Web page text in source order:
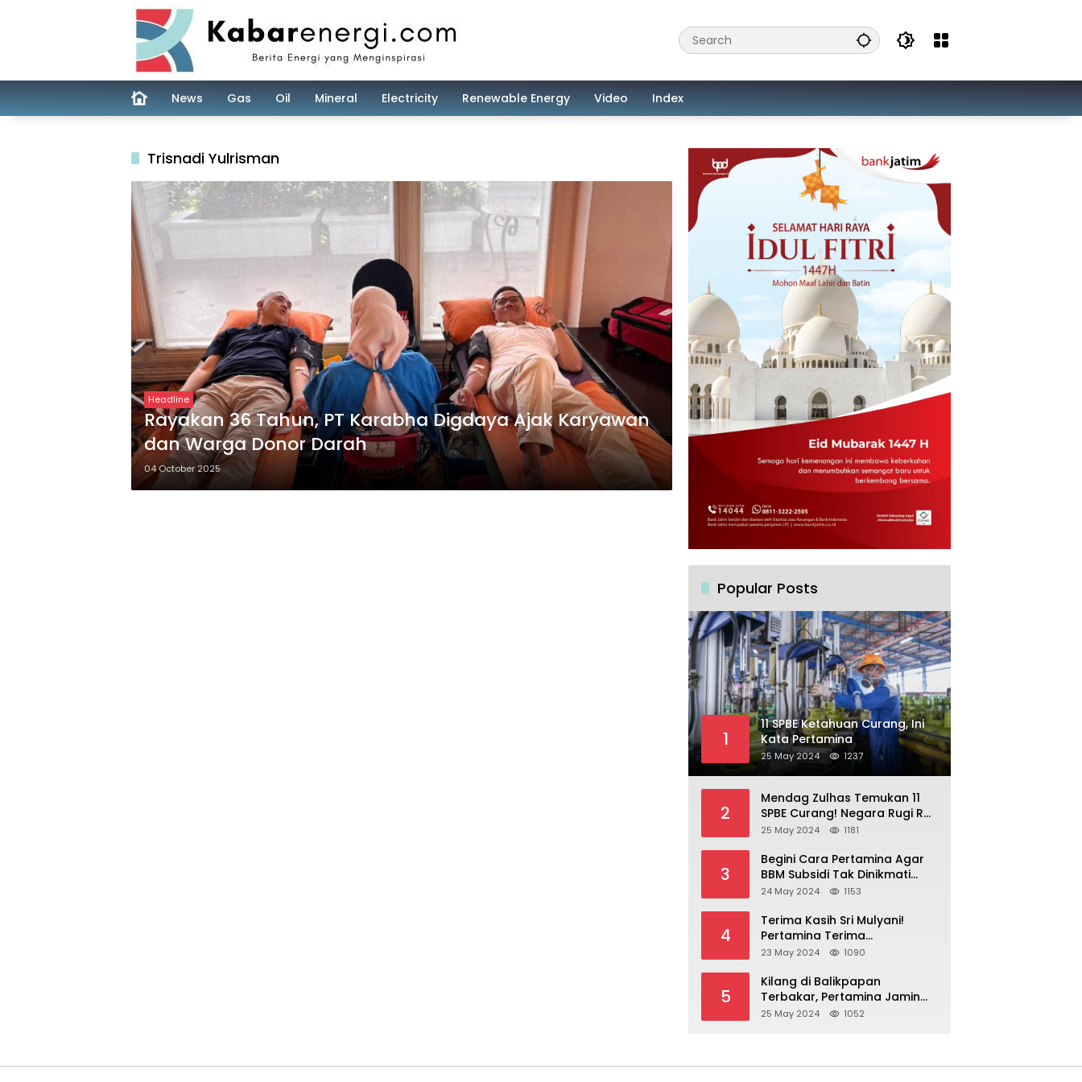
News Gas Oil Mineral Electricity Renewable Energy Video Index
Trisnadi Yulrisman
Headline
Rayakan 36 Tahun, PT Karabha Digdaya Ajak Karyawan
dan Warga Donor Darah
04 October 2025
Popular Posts
1
11 SPBE Ketahuan Curang, Ini
Kata Pertamina
25 May 2024 1237
2
Mendag Zulhas Temukan 11
SPBE Curang! Negara Rugi Rp
18,7 Miliar/ Tahun
25 May 2024 1181
3
Begini Cara Pertamina Agar
BBM Subsidi Tak Dinikmati
Orang Kaya!
24 May 2024 1153
4
Terima Kasih Sri Mulyani!
Pertamina Terima
Kompensasi BBM Rp 43,52
23 May 2024 1090
5
Kilang di Balikpapan
Terbakar, Pertamina Jamin
Pasokan BBM Aman
25 May 2024 1052